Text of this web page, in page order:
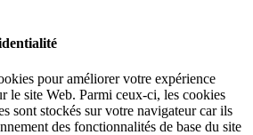
pour améliorer votre expérience
le site Web. Parmi ceux-ci, les cookies
sont stockés sur votre navigateur car ils
des fonctionnalités de base du site